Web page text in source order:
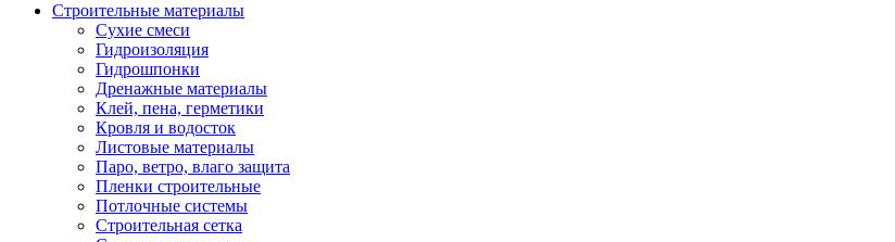
Строительные материалы
Сухие смеси
Гидроизоляция
Гидрошпонки
Дренажные материалы
Клей, пена, герметики
Кровля и водосток
Листовые материалы
Паро, ветро, влаго защита
Пленки строительные
Потлочные системы
Строительная сетка